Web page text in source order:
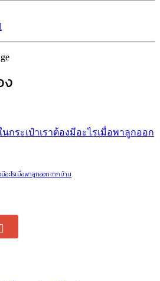
ง
อะไรเมื่อพาลูกออกจากบ้าน